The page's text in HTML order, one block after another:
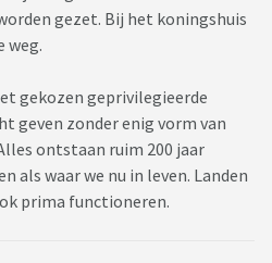
gezet. Bij het koningshuis
weg.
gekozen geprivilegieerde
geven zonder enig vorm van
ontstaan ruim 200 jaar
als waar we nu in leven. Landen
prima functioneren.